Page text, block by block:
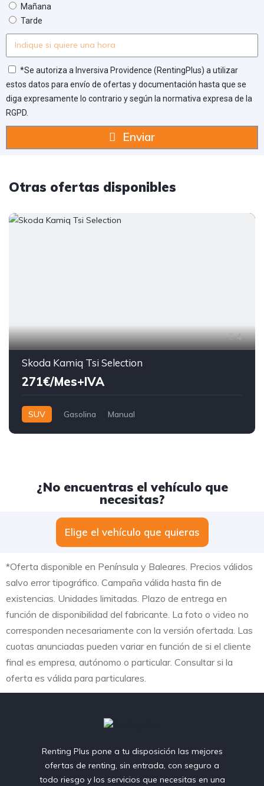
Mañana
Tarde
*Se autoriza a Inversiva Providence (RentingPlus) a utilizar
estos datos para envío de ofertas y documentación hasta que se
diga expresamente lo contrario y según la normativa expresa de la
RGPD.
Enviar
Otras ofertas disponibles
4
Skoda Kamiq Tsi Selection
271€/Mes+IVA
SUV Gasolina Manual
¿No encuentras el vehículo que
necesitas?
Elige el vehículo que quieras
*Oferta disponible en Península y Baleares. Precios válidos
salvo error tipográfico. Campaña válida hasta fin de
existencias. Unidades limitadas. Plazo de entrega en
función de disponibilidad del fabricante. La foto o video no
corresponden necesariamente con la versión ofertada. Las
cuotas anunciadas pueden variar en función de si el cliente
final es empresa, autónomo o particular. Consultar si la
oferta es válida para particulares.
Renting Plus pone a tu disposición las mejores
ofertas de renting, sin entrada, con seguro a
todo riesgo y los servicios que necesitas en una